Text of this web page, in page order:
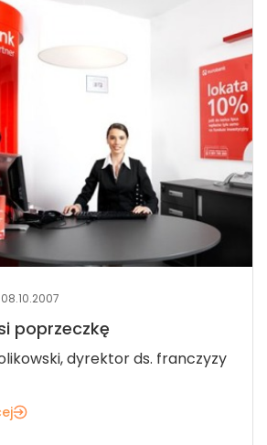
08.10.2007
poprzeczkę
dyrektor ds. franczyzy